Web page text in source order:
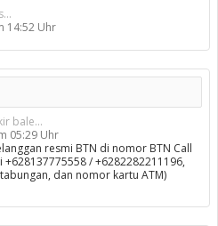
14:52 Uhr
bale...
05:29 Uhr
resmi BTN di nomor BTN Call
/ +6282282211196,
dan nomor kartu ATM)